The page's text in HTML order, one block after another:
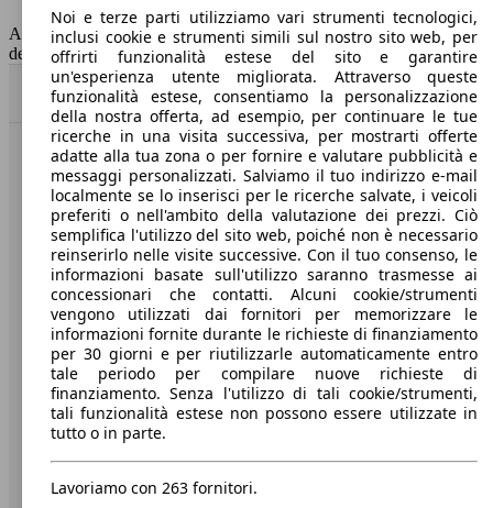
Capacità del serbatoio
58 l
AutoScout24 non si assume alcuna responsabilità per la correttezza
dei dati.
Torna su
Benvenuti su AutoScout24, il mercato auto europeo.
Società
A proposito di AutoScout24
Stampa
Media
Condizioni generali
Informazioni
Privacy
Dichiarazione di Accessibilità
Noi e terze parti utilizziamo vari strumenti tecnologici,
inclusi cookie e strumenti simili sul nostro sito web, per
offrirti funzionalità estese del sito e garantire
un'esperienza utente migliorata. Attraverso queste
funzionalità estese, consentiamo la personalizzazione
della nostra offerta, ad esempio, per continuare le tue
ricerche in una visita successiva, per mostrarti offerte
adatte alla tua zona o per fornire e valutare pubblicità e
messaggi personalizzati. Salviamo il tuo indirizzo e-mail
localmente se lo inserisci per le ricerche salvate, i veicoli
preferiti o nell'ambito della valutazione dei prezzi. Ciò
semplifica l'utilizzo del sito web, poiché non è necessario
reinserirlo nelle visite successive. Con il tuo consenso, le
informazioni basate sull'utilizzo saranno trasmesse ai
concessionari che contatti. Alcuni cookie/strumenti
vengono utilizzati dai fornitori per memorizzare le
informazioni fornite durante le richieste di finanziamento
per 30 giorni e per riutilizzarle automaticamente entro
tale periodo per compilare nuove richieste di
finanziamento. Senza l'utilizzo di tali cookie/strumenti,
tali funzionalità estese non possono essere utilizzate in
tutto o in parte.
Lavoriamo con 263 fornitori.